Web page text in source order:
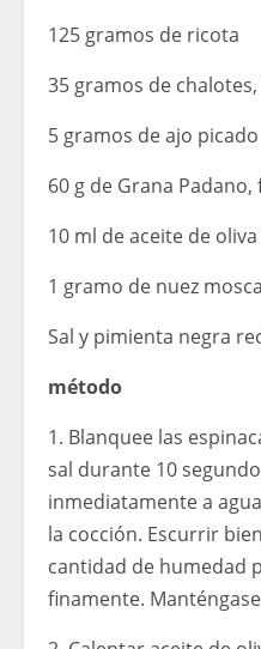
125 gramos de ricota
35 gramos de
5 gramos de ajo picado
60 g de Grana
10 ml de aceite de
1 gramo de nuez
Sal y pimienta negra
método
1. Blanquee las
sal durante 10
inmediatamente a
la cocción. Escurrir
cantidad de humedad
finamente.